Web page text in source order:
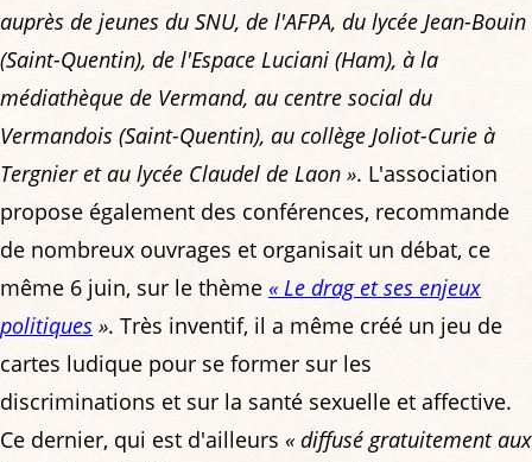
auprès de jeunes du SNU, de l'AFPA, du lycée Jean-Bouin
(Saint-Quentin), de l'Espace Luciani (Ham), à la
médiathèque de Vermand, au centre social du
Vermandois (Saint-Quentin), au collège Joliot-Curie à
Tergnier et au lycée Claudel de Laon ». L'association
propose également des conférences, recommande
de nombreux ouvrages et organisait un débat, ce
même 6 juin, sur le thème « Le drag et ses enjeux
politiques ». Très inventif, il a même créé un jeu de
cartes ludique pour se former sur les
discriminations et sur la santé sexuelle et affective.
Ce dernier, qui est d'ailleurs « diffusé gratuitement aux